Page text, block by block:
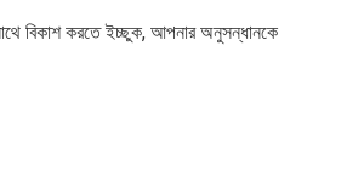
বিকাশ করতে ইচ্ছুক, আপনার অনুসন্ধানকে